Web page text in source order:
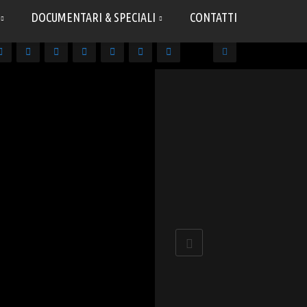
DOCUMENTARI & SPECIALI CONTATTI